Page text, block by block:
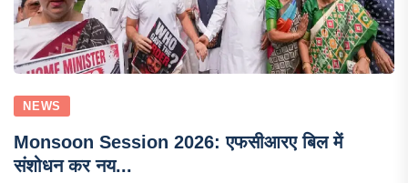
NEWS
Monsoon Session 2026: एफसीआरए बिल में
संशोधन कर नय...